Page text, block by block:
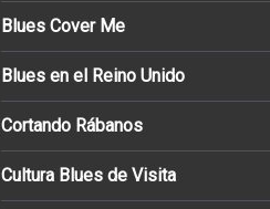
Blues Cover Me
Blues en el Reino Unido
Cortando Rábanos
Cultura Blues de Visita